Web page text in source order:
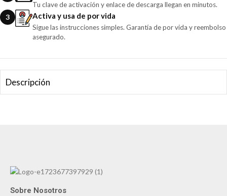
Tu clave de activación y enlace de descarga llegan en minutos.
3 Activa y usa de por vida
Sigue las instrucciones simples. Garantía de por vida y reembolso
asegurado.
Descripción
Sobre Nosotros